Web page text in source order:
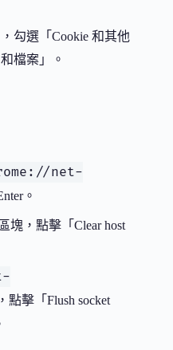
勾選「Cookie 和其他
檔案」。
net-
。
塊，點擊「Clear host
，點擊「Flush socket